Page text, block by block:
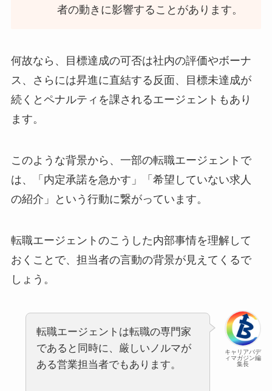
者の動きに影響することがあります。
何故なら、目標達成の可否は社内の評価やボーナ
ス、さらには昇進に直結する反面、目標未達成が
続くとペナルティを課されるエージェントもあり
ます。
このような背景から、一部の転職エージェントで
は、「内定承諾を急かす」「希望していない求人
の紹介」という行動に繋がっています。
転職エージェントのこうした内部事情を理解して
おくことで、担当者の言動の背景が見えてくるで
しょう。
キャリアバデ
ィマガジン編
集長
転職エージェントは転職の専門家
であると同時に、厳しいノルマが
ある営業担当者でもあります。